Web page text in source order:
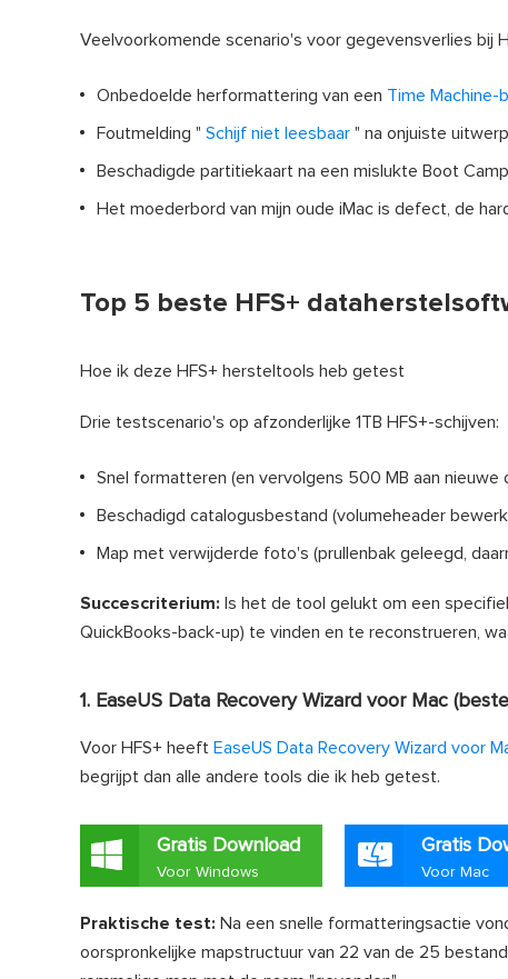
Veelvoorkomende scenario's voor gegevensverlies bij
Onbedoelde herformattering van een Time Machine-
Foutmelding " Schijf niet leesbaar " na onjuiste
Beschadigde partitiekaart na een mislukte Boot
Het moederbord van mijn oude iMac is defect, de
Top 5 beste HFS+
Hoe ik deze HFS+ hersteltools heb getest
Drie testscenario's op afzonderlijke 1TB HFS+-schijven:
Snel formatteren (en vervolgens 500 MB aan nieuwe
Beschadigd catalogusbestand (volumeheader
Map met verwijderde foto's (prullenbak geleegd,
Succescriterium: Is het de tool gelukt om een
QuickBooks-back-up) te vinden en te reconstrueren,
1. EaseUS Data Recovery Wizard voor Mac
Voor HFS+ heeft EaseUS Data Recovery Wizard voor
begrijpt dan alle andere tools die ik heb getest.
Gratis Download
Voor Windows
Gratis
Voor Mac
Praktische test: Na een snelle formatteringsactie
oorspronkelijke mapstructuur van 22 van de 25